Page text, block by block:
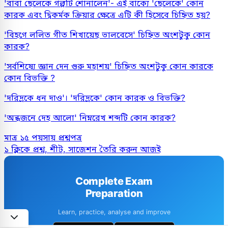
'বাবা ছেলেকে গল্পটি শোনালেন'- এই বাক্যে 'ছেলেকে' কোন
কারক এবং দ্বিকর্মক ক্রিয়ার ক্ষেত্রে এটি কী হিসেবে চিহ্নিত হয়?
'বিহগে ললিত গীত শিখায়েছ ভালবেসে' চিহ্নিত অংশটুকু কোন
কারক?
'সর্বশিষ্যে জ্ঞান দেন গুরু মহাশয়' চিহ্নিত অংশটুকু কোন কারকে
কোন বিভক্তি ?
'দরিদ্রকে ধন দাও'। 'দরিদ্রকে' কোন কারক ও বিভক্তি?
'অন্ধজনে দেহ আলো' নিম্নরেখ শব্দটি কোন কারক?
মাত্র ১৫ পয়সায় প্রশ্নপত্র
১ ক্লিকে প্রশ্ন, শীট, সাজেশন তৈরি করুন আজই
Complete Exam
Preparation
Learn, practice, analyse and improve